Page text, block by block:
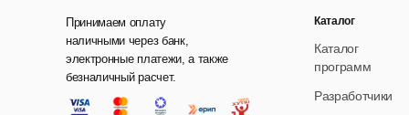
Принимаем оплату
наличными через банк,
электронные платежи, а также
безналичный расчет.
Каталог
Каталог
программ
Разработчики